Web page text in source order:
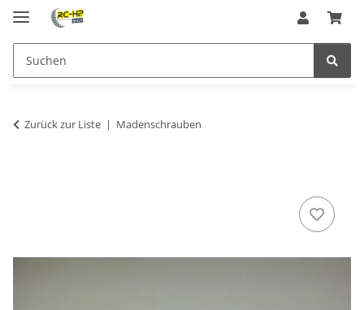
Zurück zur Liste Madenschrauben